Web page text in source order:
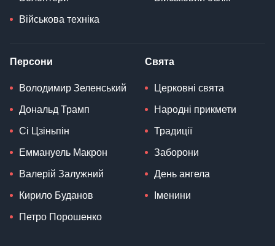
Військова техніка
Персони
Володимир Зеленський
Дональд Трамп
Сі Цзіньпін
Еммануель Макрон
Валерій Залужний
Кирило Буданов
Петро Порошенко
Свята
Церковні свята
Народні прикмети
Традиції
Заборони
День ангела
Іменини